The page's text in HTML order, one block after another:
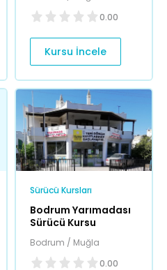
0.00
Kursu İncele
Sürücü Kursları
Bodrum Yarımadası
Sürücü Kursu
Bodrum / Muğla
0.00